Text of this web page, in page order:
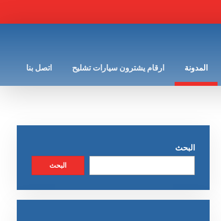
المدونة ارقام يشترون سيارات تشليح اتصل بنا
البحث
البحث